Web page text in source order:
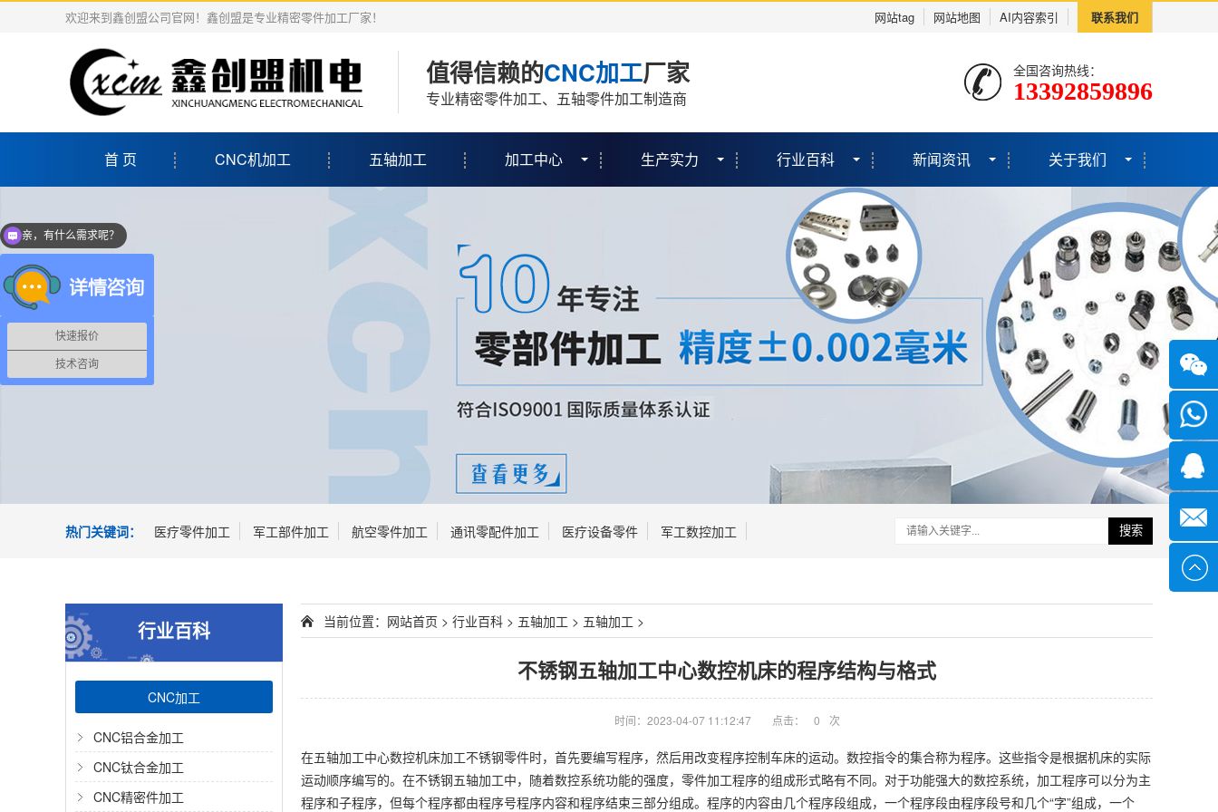
欢迎来到鑫创盟公司官网！鑫创盟是专业精密零件加工厂家！ 网站tag 网站地图 AI内容索引 联系我们
值得信赖的CNC加工厂家
专业精密零件加工、五轴零件加工制造商
全国咨询热线：
13392859896
首 页 CNC机加工 五轴加工 加工中心 生产实力 行业百科 新闻资讯 关于我们
热门关键词： 医疗零件加工 军工部件加工 航空零件加工 通讯零配件加工 医疗设备零件 军工数控加工 搜索
行业百科
CNC加工
CNC铝合金加工
CNC钛合金加工
CNC精密件加工
当前位置： 网站首页 > 行业百科 > 五轴加工 > 五轴加工 >
不锈钢五轴加工中心数控机床的程序结构与格式
时间：2023-04-07 11:12:47 点击： 0 次
在五轴加工中心数控机床加工不锈钢零件时，首先要编写程序，然后用改变程序控制车床的运动。数控指令的集合称为程序。这些指令是根据机床的实际
运动顺序编写的。在不锈钢五轴加工中，随着数控系统功能的强度，零件加工程序的组成形式略有不同。对于功能强大的数控系统，加工程序可以分为主
程序和子程序，但每个程序都由程序号程序内容和程序结束三部分组成。程序的内容由几个程序段组成，一个程序段由程序段号和几个“字”组成，一个
微信
快速报价
技术咨询
当前客服在线